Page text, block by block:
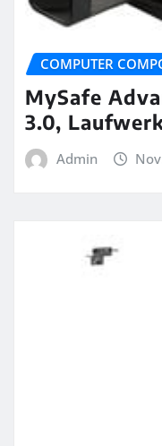
COMPUTER
MySafe
3.0,
Admin